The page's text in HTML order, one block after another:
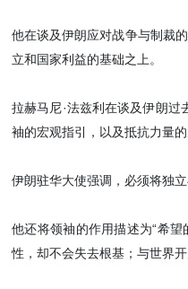
他在谈及伊朗应对战争与制裁
立和国家利益的基础之上。
拉赫马尼·法兹利在谈及伊朗
袖的宏观指引，以及抵抗力量
伊朗驻华大使强调，必须将独
他还将领袖的作用描述为“希
性，却不会失去根基；与世界